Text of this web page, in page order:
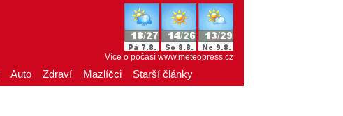
Více o počasí www.meteopress.cz
Auto Zdraví Mazlíčci Starší články